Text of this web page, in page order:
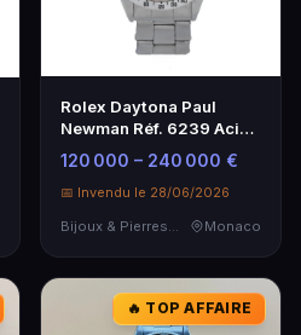
Rolex Daytona Paul
Newman Réf. 6239 Acier
Inoxydable
120 000 – 240 000 €
📅 Invendu le 28/06/2026
Bijoux & Pierres Précieuses
Monaco
🔥 TOP AFFAIRE